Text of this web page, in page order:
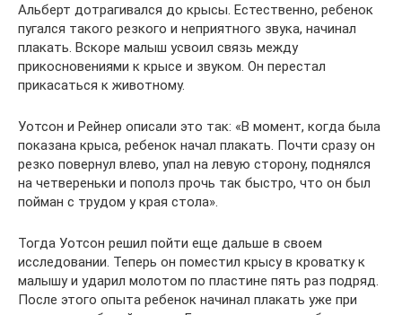
Альберт дотрагивался до крысы. Естественно, ребенок
пугался такого резкого и неприятного звука, начинал
плакать. Вскоре малыш усвоил связь между
прикосновениями к крысе и звуком. Он перестал
прикасаться к животному.
Уотсон и Рейнер описали это так: «В момент, когда была
показана крыса, ребенок начал плакать. Почти сразу он
резко повернул влево, упал на левую сторону, поднялся
на четвереньки и пополз прочь так быстро, что он был
пойман с трудом у края стола».
Тогда Уотсон решил пойти еще дальше в своем
исследовании. Теперь он поместил крысу в кроватку к
малышу и ударил молотом по пластине пять раз подряд.
После этого опыта ребенок начинал плакать уже при